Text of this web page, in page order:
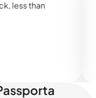
less than